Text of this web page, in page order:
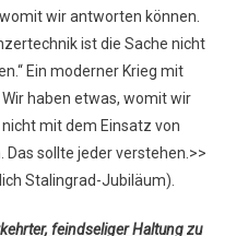
wir antworten können.
ist die Sache nicht
Ein moderner Krieg mit
haben etwas, womit wir
mit dem Einsatz von
sollte jeder verstehen.>>
Stalingrad-Jubiläum).
feindseliger Haltung zu